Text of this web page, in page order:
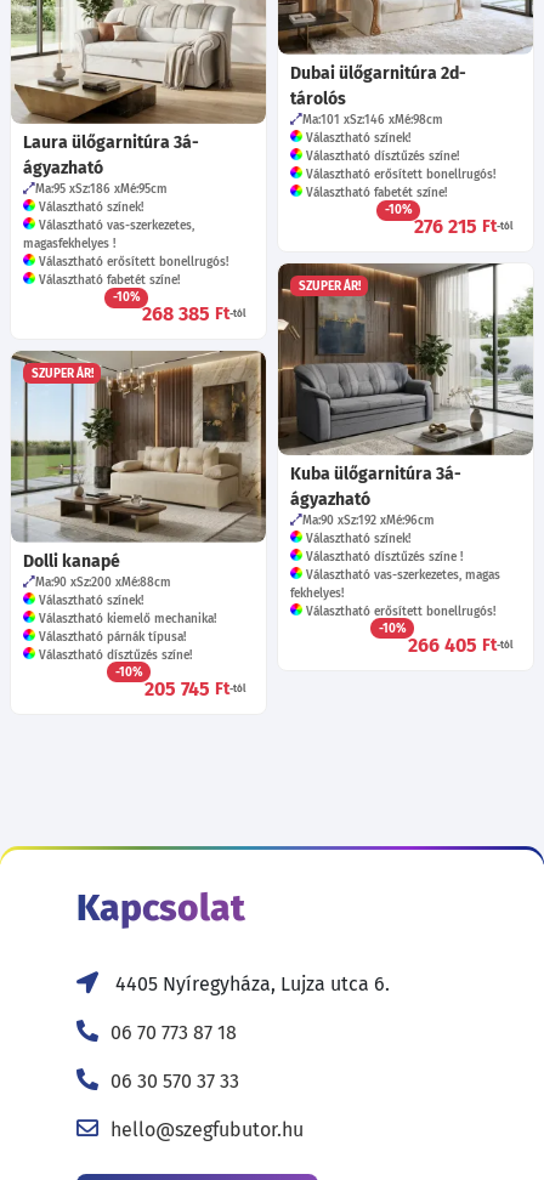
Dubai ülőgarnitúra 2d-
tárolós
Ma:101 Sz:146 Mé:98cm
Választható színek!
Választható dísztűzés színe!
Választható erősített bonellrugós!
Választható fabetét színe!
-10%
276 215 Ft-tól
Laura ülőgarnitúra 3á-
ágyazható
Ma:95 Sz:186 Mé:95cm
Választható színek!
Választható vas-szerkezetes,
magasfekhelyes !
Választható erősített bonellrugós!
Választható fabetét színe!
-10%
268 385 Ft-tól
SZUPER ÁR!
Kuba ülőgarnitúra 3á-
ágyazható
Ma:90 Sz:192 Mé:96cm
Választható színek!
Választható dísztűzés színe !
Választható vas-szerkezetes, magas
fekhelyes!
Választható erősített bonellrugós!
-10%
266 405 Ft-tól
SZUPER ÁR!
Dolli kanapé
Ma:90 Sz:200 Mé:88cm
Választható színek!
Választható kiemelő mechanika!
Választható párnák típusa!
Választható dísztűzés színe!
-10%
205 745 Ft-tól
Kapcsolat
4405 Nyíregyháza, Lujza utca 6.
06 70 773 87 18
06 30 570 37 33
hello@szegfubutor.hu